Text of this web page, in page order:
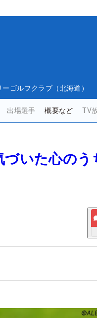
ゴルフクラブ（北海道）
出場選手 概要など TV
づいた心のう